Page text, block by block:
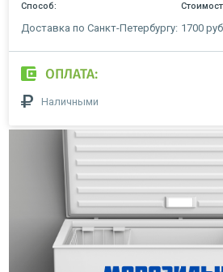
Способ:
Доставка по Санкт-Петербургу: 1700
ОПЛАТА:
Наличными